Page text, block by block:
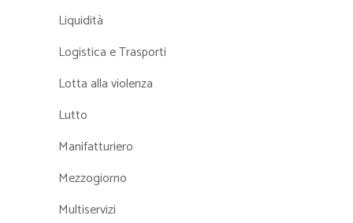
Liquidità
Logistica e Trasporti
Lotta alla violenza
Lutto
Manifatturiero
Mezzogiorno
Multiservizi